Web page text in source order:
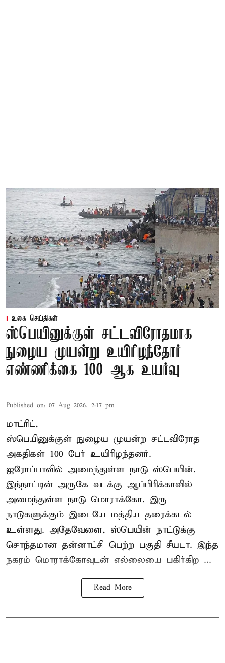
உலக செய்திகள்
ஸ்பெயினுக்குள் சட்டவிரோதமாக
நுழைய முயன்று உயிரிழந்தோர்
எண்ணிக்கை 100 ஆக உயர்வு
Published on: 07 Aug 2026, 2:17 pm
மாட்ரிட்,
ஸ்பெயினுக்குள் நுழைய முயன்ற சட்டவிரோத
அகதிகள் 100 பேர் உயிரிழந்தனர்.
ஐரோப்பாவில் அமைந்துள்ள நாடு ஸ்பெயின்.
இந்நாட்டின் அருகே வடக்கு ஆப்பிரிக்காவில்
அமைந்துள்ள நாடு மொராக்கோ. இரு
நாடுகளுக்கும் இடையே மத்திய தரைக்கடல்
உள்ளது. அதேவேளை, ஸ்பெயின் நாட்டுக்கு
சொந்தமான தன்னாட்சி பெற்ற பகுதி சீயடா. இந்த
நகரம் மொராக்கோவுடன் எல்லையை பகிர்கிற ...
Read More